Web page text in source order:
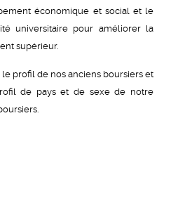
économique et social et le
universitaire pour améliorer la
supérieur.
le profil de nos anciens boursiers et
de pays et de sexe de notre